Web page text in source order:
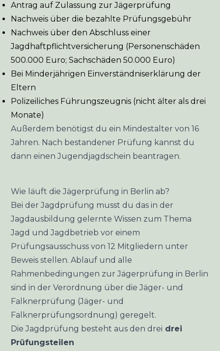
Antrag auf Zulassung zur Jägerprüfung
Nachweis über die bezahlte Prüfungsgebühr
Nachweis über den Abschluss einer
Jagdhaftpflichtversicherung (Personenschäden
500.000 Euro; Sachschäden 50.000 Euro)
Bei Minderjährigen Einverständniserklärung der
Eltern
Polizeiliches Führungszeugnis (nicht älter als drei
Monate)
Außerdem benötigst du ein Mindestalter von 16
Jahren. Nach bestandener Prüfung kannst du
dann einen Jugendjagdschein beantragen.
Wie läuft die Jägerprüfung in Berlin ab?
Bei der Jagdprüfung musst du das in der
Jagdausbildung gelernte Wissen zum Thema
Jagd und Jagdbetrieb vor einem
Prüfungsausschuss von 12 Mitgliedern unter
Beweis stellen. Ablauf und alle
Rahmenbedingungen zur Jägerprüfung in Berlin
sind in der Verordnung über die Jäger- und
Falknerprüfung (Jäger- und
Falknerprüfungsordnung) geregelt.
Die Jagdprüfung besteht aus den drei drei
Prüfungsteilen